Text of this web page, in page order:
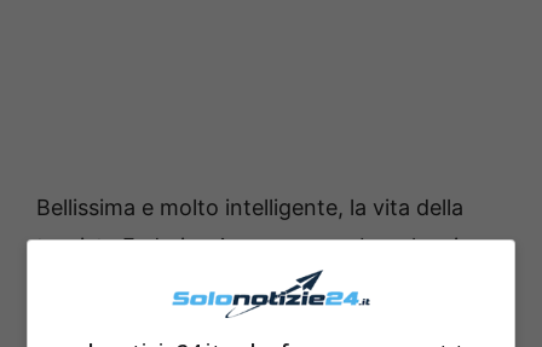
Bellissima e molto intelligente, la vita della
tronista Federica Aversano sembra che sia
stata tutt’altro che facile. La giovane ha
infatti perso il padre quando era molto